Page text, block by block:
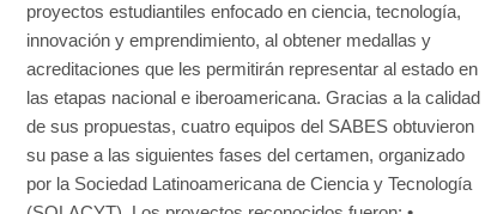
proyectos estudiantiles enfocado en ciencia, tecnología,
innovación y emprendimiento, al obtener medallas y
acreditaciones que les permitirán representar al estado en
las etapas nacional e iberoamericana. Gracias a la calidad
de sus propuestas, cuatro equipos del SABES obtuvieron
su pase a las siguientes fases del certamen, organizado
por la Sociedad Latinoamericana de Ciencia y Tecnología